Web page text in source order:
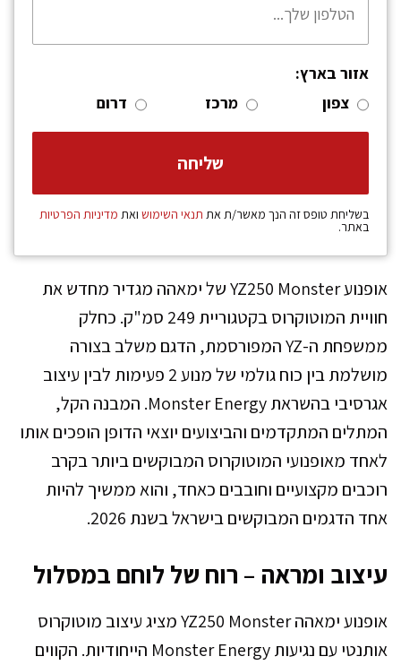
אזור בארץ:
צפון
מרכז דרום
בשליחת טופס זה הנך מאשר/ת את תנאי השימוש ואת מדיניות הפרטיות
באתר.
אופנוע YZ250 Monster של ימאהה מגדיר מחדש את
חוויית המוטוקרוס בקטגוריית 249 סמ"ק. כחלק
ממשפחת ה-YZ המפורסמת, הדגם משלב בצורה
מושלמת בין כוח גולמי של מנוע 2 פעימות לבין עיצוב
אגרסיבי בהשראת Monster Energy. המבנה הקל,
המתלים המתקדמים והביצועים יוצאי הדופן הופכים אותו
לאחד מאופנועי המוטוקרוס המבוקשים ביותר בקרב
רוכבים מקצועיים וחובבים כאחד, והוא ממשיך להיות
אחד הדגמים המבוקשים בישראל בשנת 2026.
עיצוב ומראה – רוח של לוחם במסלול
אופנוע ימאהה YZ250 Monster מציג עיצוב מוטוקרוס
אותנטי עם נגיעות Monster Energy הייחודיות. הקווים